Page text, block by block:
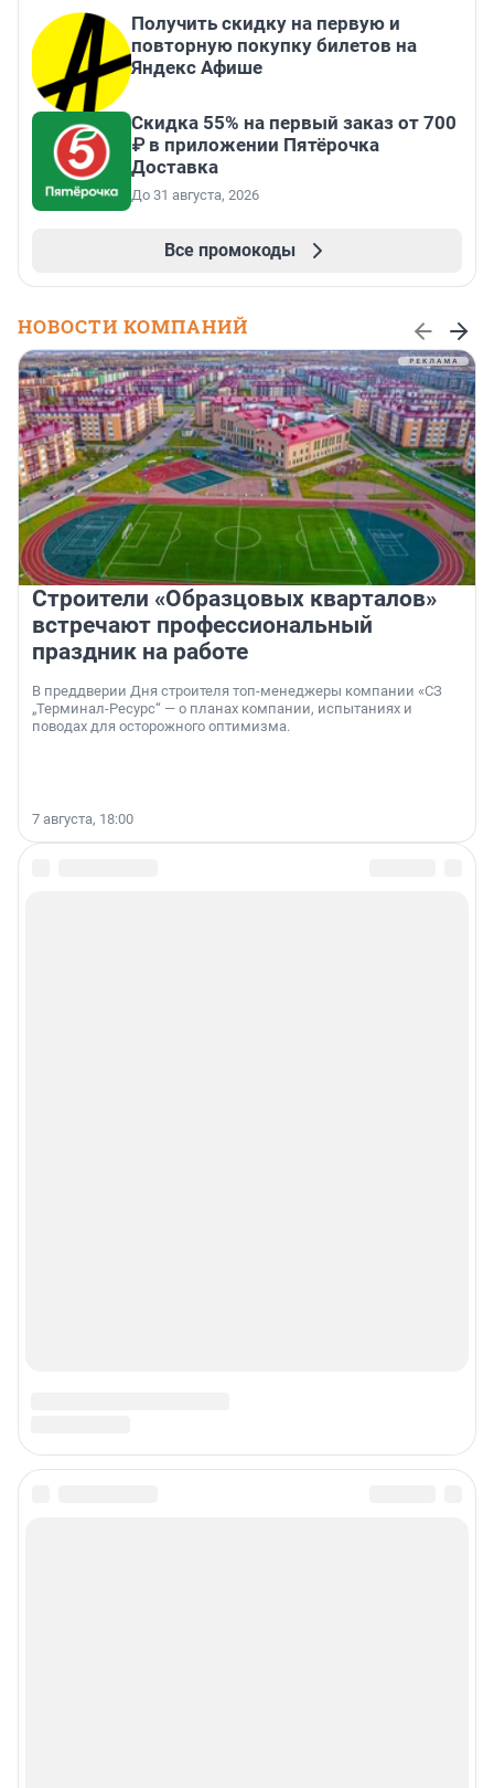
Получить скидку на первую и
повторную покупку билетов на
Яндекс Афише
Скидка 55% на первый заказ от 700
₽ в приложении Пятёрочка
Доставка
До 31 августа, 2026
Все промокоды
НОВОСТИ КОМПАНИЙ
Строители «Образцовых кварталов»
встречают профессиональный
праздник на работе
В преддверии Дня строителя топ-менеджеры компании «СЗ
„Терминал-Ресурс“ — о планах компании, испытаниях и
поводах для осторожного оптимизма.
7 августа, 18:00